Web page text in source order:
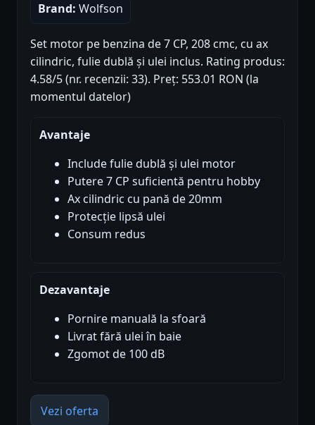
Brand: Wolfson
Set motor pe benzina de 7 CP, 208 cmc, cu ax
cilindric, fulie dublă și ulei inclus. Rating produs:
4.58/5 (nr. recenzii: 33). Preț: 553.01 RON (la
momentul datelor)
Avantaje
Include fulie dublă și ulei motor
Putere 7 CP suficientă pentru hobby
Ax cilindric cu pană de 20mm
Protecție lipsă ulei
Consum redus
Dezavantaje
Pornire manuală la sfoară
Livrat fără ulei în baie
Zgomot de 100 dB
Vezi oferta